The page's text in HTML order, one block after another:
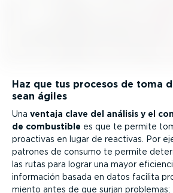
Haz que tus procesos de toma
sean ágiles
Una ventaja clave del análisis y el
de combustible es que te permite
proactivas en lugar de reactivas. Por
patrones de consumo te permite
las rutas para lograr una mayor
información basada en datos facilita
miento antes de que surjan problemas;